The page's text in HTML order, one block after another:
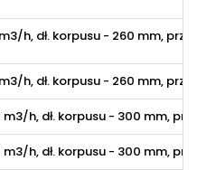
h, dł. korpusu - 260 mm,
h, dł. korpusu - 260 mm,
m3/h, dł. korpusu - 300 mm,
m3/h, dł. korpusu - 300 mm,